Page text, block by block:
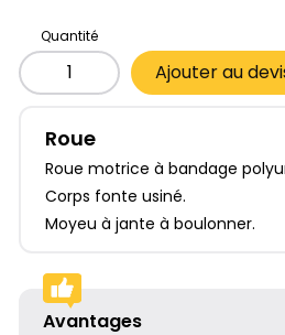
Quantité
Ajouter au
Roue
Roue motrice à bandage
Corps fonte usiné.
Moyeu à jante à boulonner.
Avantages